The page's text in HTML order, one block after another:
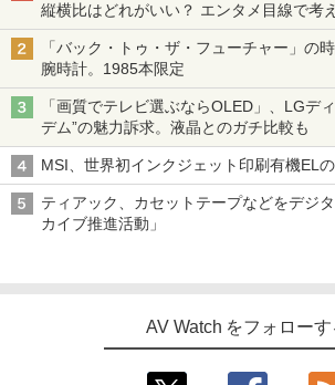
縦横比はどれがいい？ エンタメ目線で考
「Galaxy Z Fold」
「バック・トゥ・ザ・フューチャー」の
腕時計。1985本限定
「画質でテレビ選ぶならOLED」、LGデ
デム”の魅力訴求。液晶とのガチ比較も
MSI、世界初インクジェット印刷有機EL
ティアック、カセットテープなどをデジ
カイブ推進活動」
AV Watch をフォローす